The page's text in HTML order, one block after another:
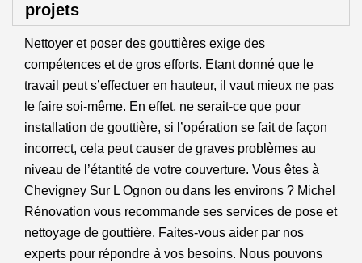
projets
Nettoyer et poser des gouttières exige des
compétences et de gros efforts. Etant donné que le
travail peut s’effectuer en hauteur, il vaut mieux ne pas
le faire soi-même. En effet, ne serait-ce que pour
installation de gouttière, si l’opération se fait de façon
incorrect, cela peut causer de graves problèmes au
niveau de l’étantité de votre couverture. Vous êtes à
Chevigney Sur L Ognon ou dans les environs ? Michel
Rénovation vous recommande ses services de pose et
nettoyage de gouttière. Faites-vous aider par nos
experts pour répondre à vos besoins. Nous pouvons